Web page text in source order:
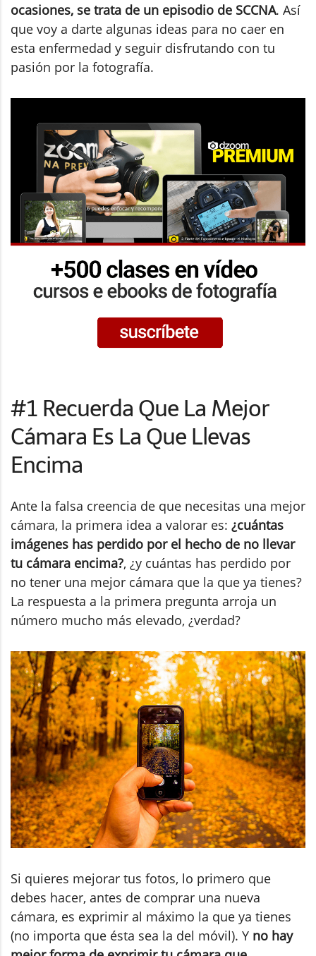
ocasiones, se trata de un episodio de SCCNA. Así
que voy a darte algunas ideas para no caer en
esta enfermedad y seguir disfrutando con tu
pasión por la fotografía.
#1 Recuerda Que La Mejor
Cámara Es La Que Llevas
Encima
Ante la falsa creencia de que necesitas una mejor
cámara, la primera idea a valorar es: ¿cuántas
imágenes has perdido por el hecho de no llevar
tu cámara encima?, ¿y cuántas has perdido por
no tener una mejor cámara que la que ya tienes?
La respuesta a la primera pregunta arroja un
número mucho más elevado, ¿verdad?
Si quieres mejorar tus fotos, lo primero que
debes hacer, antes de comprar una nueva
cámara, es exprimir al máximo la que ya tienes
(no importa que ésta sea la del móvil). Y no hay